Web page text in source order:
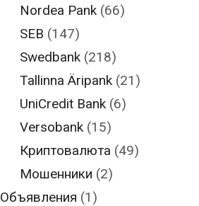
Nordea Pank (66)
SEB (147)
Swedbank (218)
Tallinna Äripank (21)
UniCredit Bank (6)
Versobank (15)
Криптовалюта (49)
Мошенники (2)
Объявления (1)